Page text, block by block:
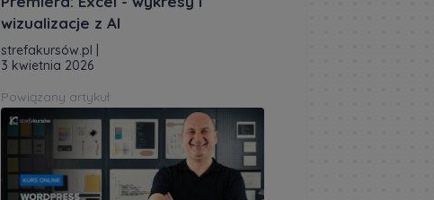
wizualizacje z AI
strefakursów.pl
3 kwietnia 2026
Powiązany artykuł